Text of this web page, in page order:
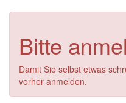
Bitte
Damit Sie selbst etwas
vorher anmelden.